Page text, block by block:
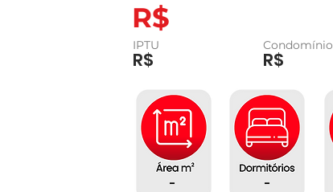
R$
R$
IPTU
R$
Condomínio
- -